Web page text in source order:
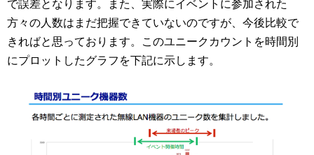
で誤差となります。また、実際にイベントに参加された
方々の人数はまだ把握できていないのですが、今後比較で
きればと思っております。このユニークカウントを時間別
にプロットしたグラフを下記に示します。